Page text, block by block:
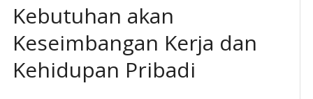
Kebutuhan akan
Keseimbangan Kerja dan
Kehidupan Pribadi